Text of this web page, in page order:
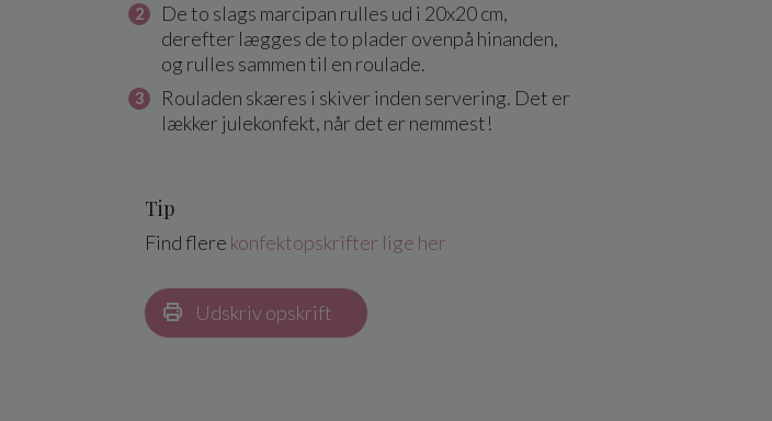
De to slags marcipan rulles ud i 20x20 cm,
derefter lægges de to plader ovenpå hinanden,
og rulles sammen til en roulade.
Rouladen skæres i skiver inden servering. Det er
lækker julekonfekt, når det er nemmest!
Tip
Find flere konfektopskrifter lige her
Udskriv opskrift